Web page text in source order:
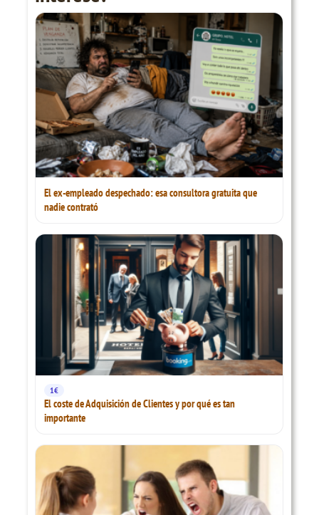
El ex-empleado despechado: esa consultora gratuita que
nadie contrató
1€
El coste de Adquisición de Clientes y por qué es tan
importante